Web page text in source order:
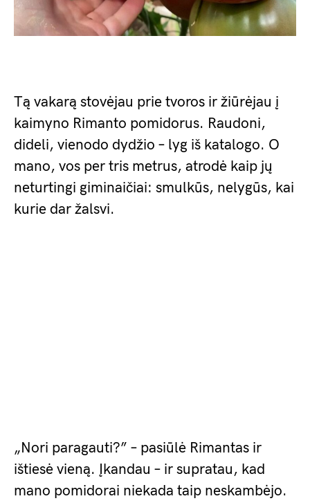
Tą vakarą stovėjau prie tvoros ir žiūrėjau į
kaimyno Rimanto pomidorus. Raudoni,
dideli, vienodo dydžio – lyg iš katalogo. O
mano, vos per tris metrus, atrodė kaip jų
neturtingi giminaičiai: smulkūs, nelygūs, kai
kurie dar žalsvi.
„Nori paragauti?” – pasiūlė Rimantas ir
ištiesė vieną. Įkandau – ir supratau, kad
mano pomidorai niekada taip neskambėjo.